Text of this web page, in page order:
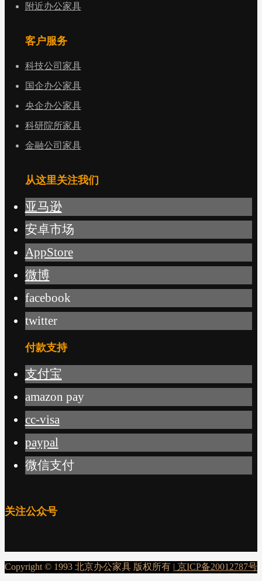
附近办公家具
客户服务
科技公司家具
国企办公家具
央企办公家具
科研院所家具
金融公司家具
从这里关注我们
亚马逊
安卓市场
AppStore
微博
facebook
twitter
付款支持
支付宝
amazon pay
cc-visa
paypal
微信支付
关注公众号
Copyright © 1993 北京办公家具 版权所有 | 京ICP备20012787号